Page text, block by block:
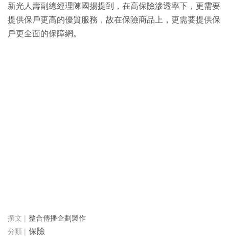
新光人壽副總經理陳國揚提到，在高保險滲透率下，更需要
提供保戶更高的優質服務，故在保險商品上，更需要提供保
戶更全面的保障網。
整合傳播企劃製作
保險